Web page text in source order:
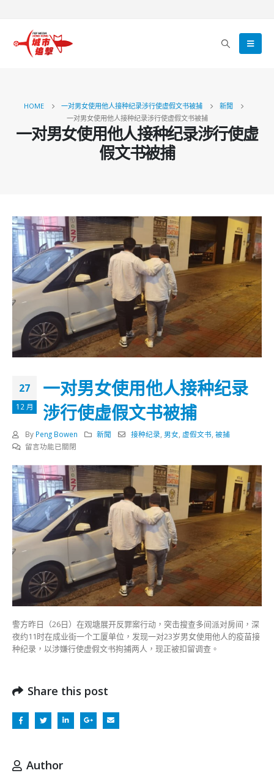
HOME 一对男女使用他人接种纪录涉行使虚假文书被捕
新聞
一对男女使用他人接种纪录涉行使虚假文书被捕
一对男女使用他人接种纪录涉行使虚
假文书被捕
27
12 月
一对男女使用他人接种纪录
涉行使虚假文书被捕
By Peng Bowen 新聞 接种纪录 ,男女 虚假文书 ,被捕
在
对
男
女
使
用
他
种
纪
录
涉
使
虚
假
被
中
留言功能已關閉
警方昨日（26日）在观塘展开反罪案行动，突击搜查多间派对房间，深
夜约11时在成业街一个工厦单位，发现一对23岁男女使用他人的疫苗接
种纪录，以涉嫌行使虚假文书拘捕两人，现正被扣留调查。
Share this post
Author